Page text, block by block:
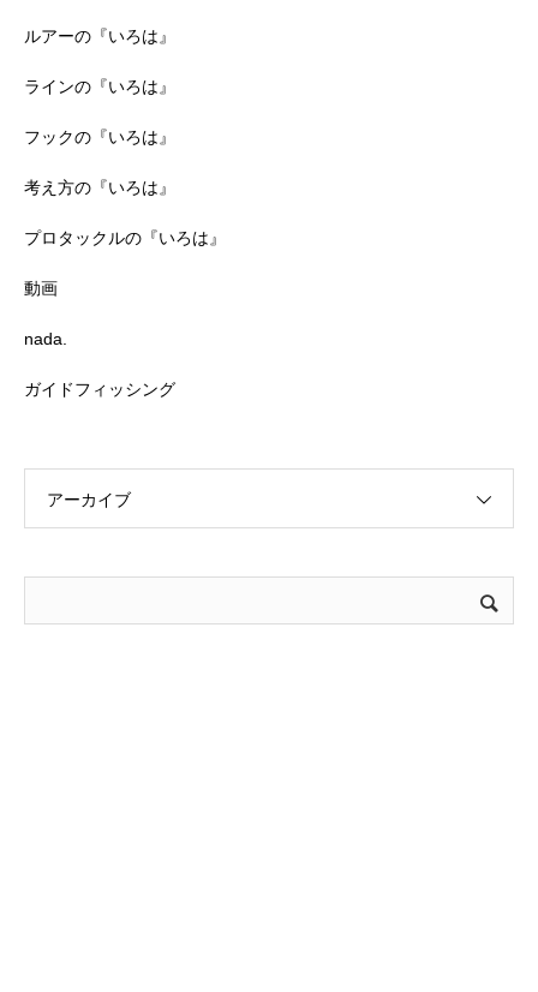
ルアーの『いろは』
ラインの『いろは』
フックの『いろは』
考え方の『いろは』
プロタックルの『いろは』
動画
nada.
ガイドフィッシング
アーカイブ